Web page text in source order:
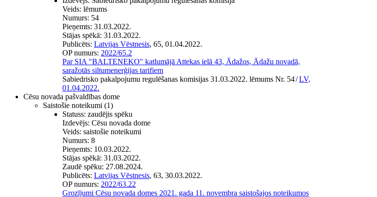
Veids: lēmums
Numurs: 54
Pieņemts: 31.03.2022.
Stājas spēkā: 31.03.2022.
Publicēts: Latvijas Vēstnesis, 65, 01.04.2022.
OP numurs: 2022/65.2
Par SIA "BALTENEKO" katlumājā Attekas ielā 43, Ādažos, Ādažu novadā,
saražotās siltumenerģijas tarifiem
Sabiedrisko pakalpojumu regulēšanas komisijas 31.03.2022. lēmums Nr. 54/LV,
01.04.2022.
Cēsu novada pašvaldības dome
Saistošie noteikumi (1)
Statuss: zaudējis spēku
Izdevējs: Cēsu novada dome
Veids: saistošie noteikumi
Numurs: 8
Pieņemts: 10.03.2022.
Stājas spēkā: 31.03.2022.
Zaudē spēku: 27.08.2024.
Publicēts: Latvijas Vēstnesis, 63, 30.03.2022.
OP numurs: 2022/63.22
Grozījumi Cēsu novada domes 2021. gada 11. novembra saistošajos noteikumos